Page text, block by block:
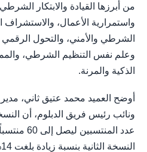
من أبرزها القيادة والابتكار
واستمرارية الأعمال، والاستشراف
الشرطي والأمني، والتحول الرقمي
وعلم نفس التنظيم الشرطي،
الذكية والمرنة.
أوضح العميد محمد عتيق ثاني،
ونائب رئيس فريق الدبلوم، أن